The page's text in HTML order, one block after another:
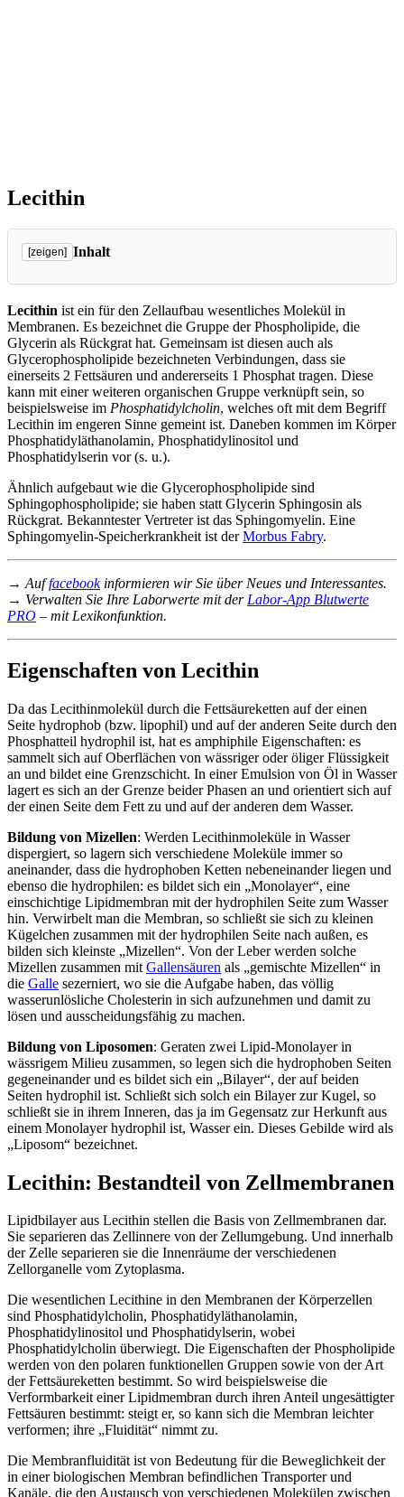
Lecithin
[zeigen] Inhalt
Eigenschaften von Lecithin
Lecithin: Bestandteil von Zellmembranen
Wirkung der Phospholipase A2
Medizinische Wirkungen von Lecithin
Verweise
Lecithin ist ein für den Zellaufbau wesentliches Molekül in
Membranen. Es bezeichnet die Gruppe der Phospholipide, die
Glycerin als Rückgrat hat. Gemeinsam ist diesen auch als
Glycerophospholipide bezeichneten Verbindungen, dass sie
einerseits 2 Fettsäuren und andererseits 1 Phosphat tragen. Diese
kann mit einer weiteren organischen Gruppe verknüpft sein, so
beispielsweise im Phosphatidylcholin, welches oft mit dem Begriff
Lecithin im engeren Sinne gemeint ist. Daneben kommen im Körper
Phosphatidyläthanolamin, Phosphatidylinositol und
Phosphatidylserin vor (s. u.).
Ähnlich aufgebaut wie die Glycerophospholipide sind
Sphingophospholipide; sie haben statt Glycerin Sphingosin als
Rückgrat. Bekanntester Vertreter ist das Sphingomyelin. Eine
Sphingomyelin-Speicherkrankheit ist derMorbus Fabry.
→ Auffacebookinformieren wir Sie über Neues und Interessantes.
→ Verwalten Sie Ihre Laborwerte mit der Labor-App Blutwerte
PRO – mit Lexikonfunktion.
Eigenschaften von Lecithin
Da das Lecithinmolekül durch die Fettsäureketten auf der einen
Seite hydrophob (bzw. lipophil) und auf der anderen Seite durch den
Phosphatteil hydrophil ist, hat es amphiphile Eigenschaften: es
sammelt sich auf Oberflächen von wässriger oder öliger Flüssigkeit
an und bildet eine Grenzschicht. In einer Emulsion von Öl in Wasser
lagert es sich an der Grenze beider Phasen an und orientiert sich auf
der einen Seite dem Fett zu und auf der anderen dem Wasser.
Bildung von Mizellen: Werden Lecithinmoleküle in Wasser
dispergiert, so lagern sich verschiedene Moleküle immer so
aneinander, dass die hydrophoben Ketten nebeneinander liegen und
ebenso die hydrophilen: es bildet sich ein „Monolayer“, eine
einschichtige Lipidmembran mit der hydrophilen Seite zum Wasser
hin. Verwirbelt man die Membran, so schließt sie sich zu kleinen
Kügelchen zusammen mit der hydrophilen Seite nach außen, es
bilden sich kleinste „Mizellen“. Von der Leber werden solche
Mizellen zusammen mit Gallensäuren als „gemischte Mizellen“ in
die Galle sezerniert, wo sie die Aufgabe haben, das völlig
wasserunlösliche Cholesterin in sich aufzunehmen und damit zu
lösen und ausscheidungsfähig zu machen.
Bildung von Liposomen: Geraten zwei Lipid-Monolayer in
wässrigem Milieu zusammen, so legen sich die hydrophoben Seiten
gegeneinander und es bildet sich ein „Bilayer“, der auf beiden
Seiten hydrophil ist. Schließt sich solch ein Bilayer zur Kugel, so
schließt sie in ihrem Inneren, das ja im Gegensatz zur Herkunft aus
einem Monolayer hydrophil ist, Wasser ein. Dieses Gebilde wird als
„Liposom“ bezeichnet.
Lecithin: Bestandteil von Zellmembranen
Lipidbilayer aus Lecithin stellen die Basis von Zellmembranen dar.
Sie separieren das Zellinnere von der Zellumgebung. Und innerhalb
der Zelle separieren sie die Innenräume der verschiedenen
Zellorganelle vom Zytoplasma.
Die wesentlichen Lecithine in den Membranen der Körperzellen
sind Phosphatidylcholin, Phosphatidyläthanolamin,
Phosphatidylinositol und Phosphatidylserin, wobei
Phosphatidylcholin überwiegt. Die Eigenschaften der Phospholipide
werden von den polaren funktionellen Gruppen sowie von der Art
der Fettsäureketten bestimmt. So wird beispielsweise die
Verformbarkeit einer Lipidmembran durch ihren Anteil ungesättigter
Fettsäuren bestimmt: steigt er, so kann sich die Membran leichter
verformen; ihre „Fluidität“ nimmt zu.
Die Membranfluidität ist von Bedeutung für die Beweglichkeit der
in einer biologischen Membran befindlichen Transporter und
Kanäle, die den Austausch von verschiedenen Molekülen zwischen